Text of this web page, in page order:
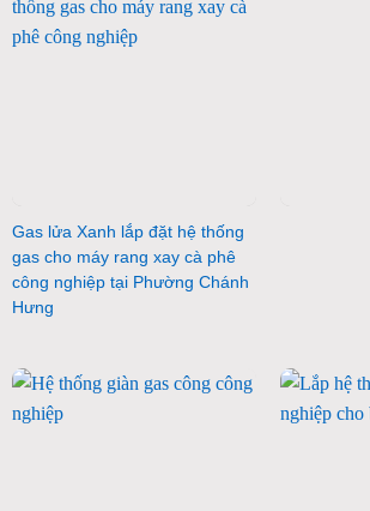
Gas lửa Xanh lắp đặt hệ thống
gas cho máy rang xay cà phê
công nghiệp tại Phường Chánh
Hưng